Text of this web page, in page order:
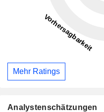
Mehr Ratings
Analystenschätzungen